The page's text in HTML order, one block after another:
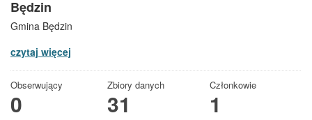
Będzin
Gmina Będzin
czytaj więcej
Obserwujący
0
Zbiory danych
31
Członkowie
1